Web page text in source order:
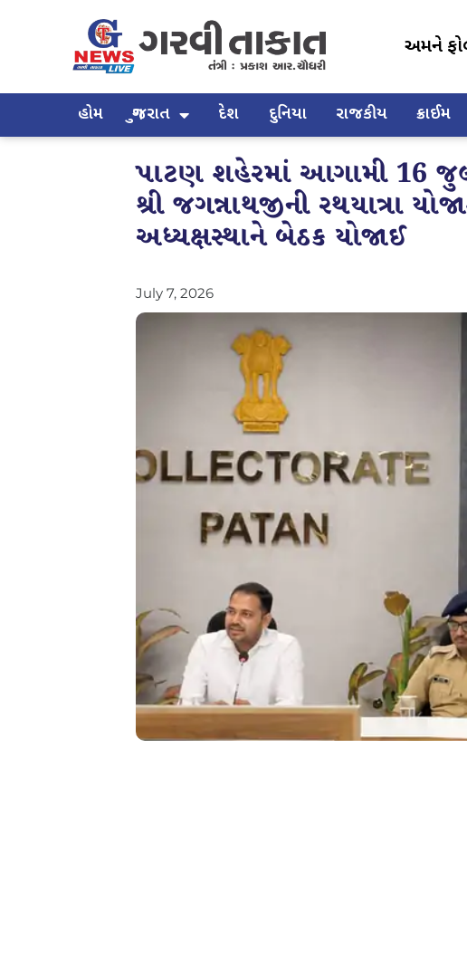
અમને
હોમ ગુજરાત દેશ દુનિયા રાજકીય ક્રાઈમ
પાટણ શહેરમાં આગામી 16
શ્રી જગન્નાથજીની રથયાત્રા
અધ્યક્ષસ્થાને બેઠક યોજાઈ
July 7, 2026